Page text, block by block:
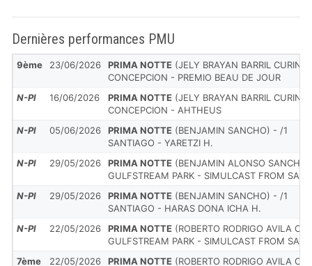
Dernières performances PMU
9ème 23/06/2026 PRIMA NOTTE (JELY BRAYAN BARRIL CURIN)
CONCEPCION - PREMIO BEAU DE JOUR
N-Pl
16/06/2026 PRIMA NOTTE (JELY BRAYAN BARRIL CURIN)
CONCEPCION - AHTHEUS
N-Pl
05/06/2026 PRIMA NOTTE (BENJAMIN SANCHO) - /1
SANTIAGO - YARETZI H.
N-Pl
29/05/2026 PRIMA NOTTE (BENJAMIN ALONSO SANCHO
GULFSTREAM PARK - SIMULCAST FROM
N-Pl
29/05/2026 PRIMA NOTTE (BENJAMIN SANCHO) - /1
SANTIAGO - HARAS DONA ICHA H.
N-Pl
22/05/2026 PRIMA NOTTE (ROBERTO RODRIGO AVILA
GULFSTREAM PARK - SIMULCAST FROM
7ème
22/05/2026 PRIMA NOTTE (ROBERTO RODRIGO AVILA